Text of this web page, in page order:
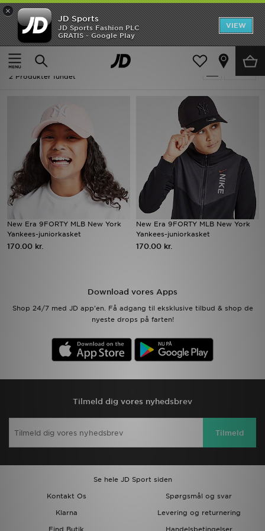
×
JD Sports
JD Sports Fashion PLC
GRATIS - Google Play
VIEW
Hjem
Børn
Børn - New Era Caps
2 Produkter fundet
New Era 9FORTY MLB New York
Yankees-juniorkasket
170.00 kr.
New Era 9FORTY MLB New York
Yankees-juniorkasket
170.00 kr.
Download vores Apps
Shop 24/7 med JD app'en. Få adgang til eksklusive tilbud & shop de
nyeste drops på farten!
Tilmeld dig vores nyhedsbrev
Tilmeld
Se hele JD Sport siden
Kontakt Os
Spørgsmål og svar
Klarna
Levering og returnering
Find Butik
Handelsbetingelser
Hjem
Udsalg
Nyheder
Damer
Børn
Bestsellers
Fodbold
Download JD app'en
Mine beskeder